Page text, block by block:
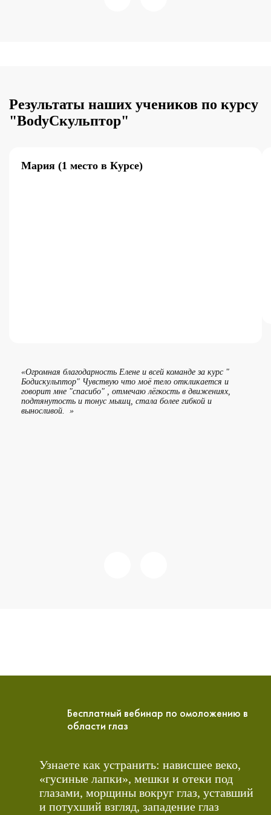
Результаты наших учеников по курсу
"BodyСкульптор"
Мария (1 место в Курсе)
«Огромная благодарность Елене и всей команде за курс "
Бодискульптор" Чувствую что моё тело откликается и
говорит мне "спасибо" , отмечаю лёгкость в движениях,
подтянутость и тонус мышц, стала более гибкой и
выносливой. »
Бесплатный вебинар по омоложению в
области глаз
Узнаете как устранить: нависшее веко,
«гусиные лапки», мешки и отеки под
глазами, морщины вокруг глаз, уставший
и потухший взгляд, западение глаз